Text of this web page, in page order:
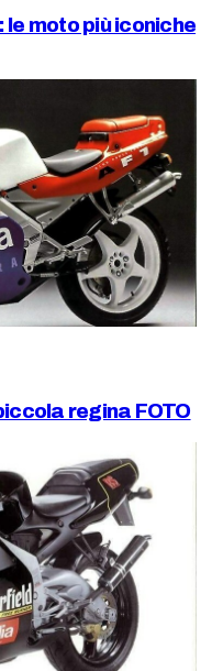
le moto più iconiche
regina FOTO